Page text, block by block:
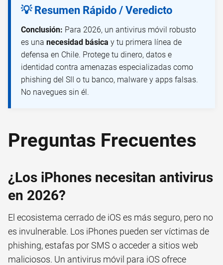
💡 Resumen Rápido / Veredicto
Conclusión: Para 2026, un antivirus móvil robusto
es una necesidad básica y tu primera línea de
defensa en Chile. Protege tu dinero, datos e
identidad contra amenazas especializadas como
phishing del SII o tu banco, malware y apps falsas.
No navegues sin él.
Preguntas Frecuentes
¿Los iPhones necesitan antivirus
en 2026?
El ecosistema cerrado de iOS es más seguro, pero no
es invulnerable. Los iPhones pueden ser víctimas de
phishing, estafas por SMS o acceder a sitios web
maliciosos. Un antivirus móvil para iOS ofrece